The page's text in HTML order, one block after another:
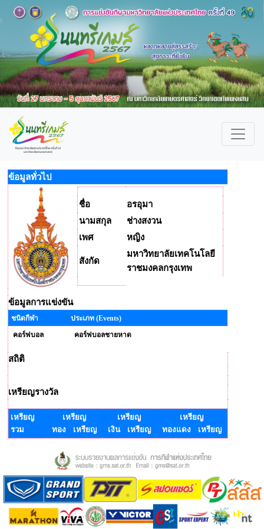
ข้อมูลทั่วไป
ชื่อ
อรอุมา
นามสกุล
ช่างสงวน
เพศ
หญิง
สังกัด
มหาวิทยาลัยเทคโนโลยี
ราชมงคลกรุงเทพ
ข้อมูลการแข่งขัน
ชนิดกีฬา
ประเภท (Events)
คอร์ฟบอล
คอร์ฟบอลชายหาด
สถิติ
เหรียญรางวัล
เหรียญ
รวม
เหรียญ
ทอง เหรียญ
เหรียญ
เงิน เหรียญ
เหรียญ
ทองแดง เหรียญ